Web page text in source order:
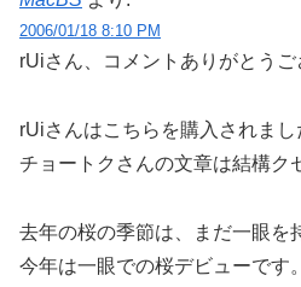
2006/01/18 8:10 PM
rUiさん、コメントありがとうご
rUiさんはこちらを購入されまし
チョートクさんの文章は結構ク
去年の桜の季節は、まだ一眼を
今年は一眼での桜デビューです。